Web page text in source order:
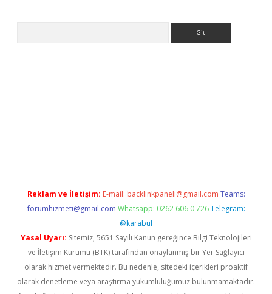
Reklam ve İletişim: E-mail: backlinkpaneli@gmail.com Teams:
forumhizmeti@gmail.com Whatsapp: 0262 606 0 726 Telegram:
@karabul
Yasal Uyarı: Sitemiz, 5651 Sayılı Kanun gereğince Bilgi Teknolojileri
ve İletişim Kurumu (BTK) tarafından onaylanmış bir Yer Sağlayıcı
olarak hizmet vermektedir. Bu nedenle, sitedeki içerikleri proaktif
olarak denetleme veya araştırma yükümlülüğümüz bulunmamaktadır.